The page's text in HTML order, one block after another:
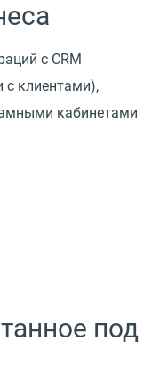
с CRM
с клиентами),
кабинетами
под